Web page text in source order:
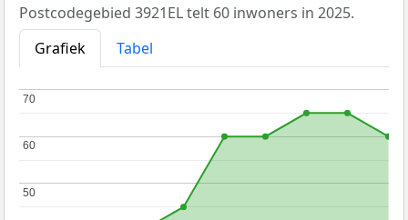
Postcodegebied 3921EL telt 60 inwoners in 2025.
Grafiek
Tabel
50
50
60
60
70
70